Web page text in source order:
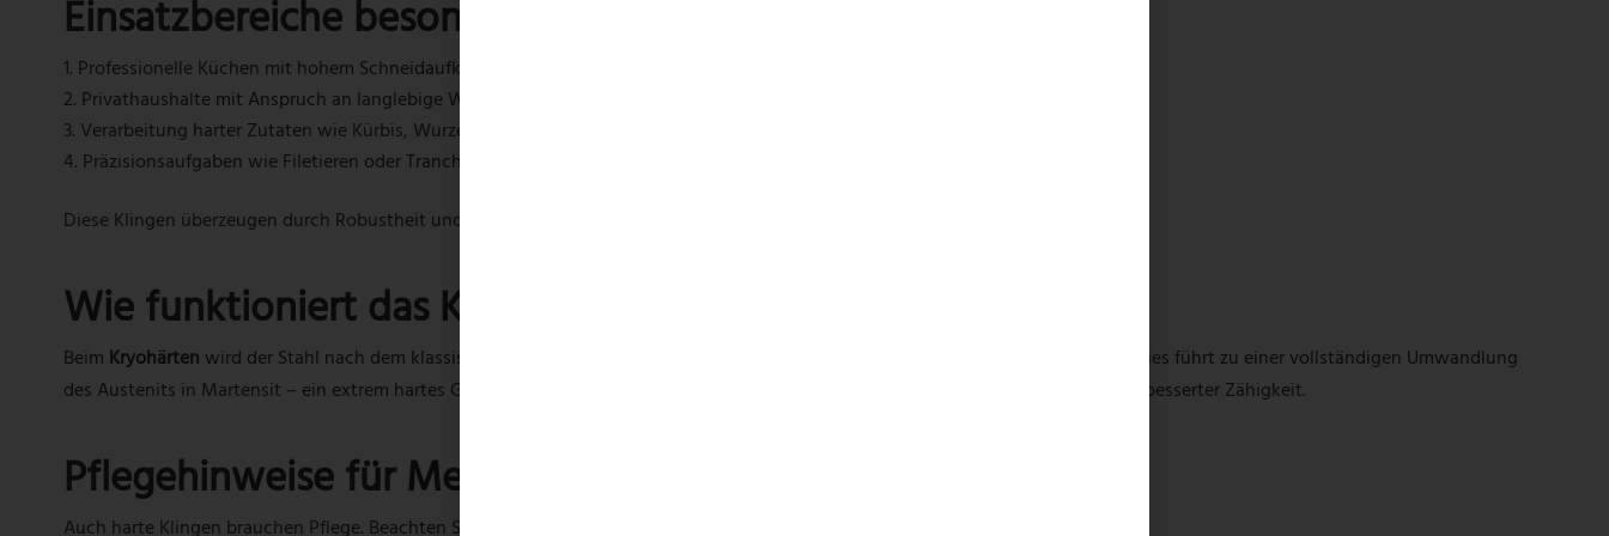
Einsatzbereiche besonders gehärteter Küchenmesser
Professionelle Küchen mit hohem Schneidaufkommen
Privathaushalte mit Anspruch an langlebige Werkzeuge
Verarbeitung harter Zutaten wie Kürbis, Wurzelgemüse oder Knochen
Präzisionsaufgaben wie Filetieren oder Tranchieren
Diese Klingen überzeugen durch Robustheit und Präzision – auch bei intensiver Nutzung.
Wie funktioniert das Kryohärten?
Beim Kryohärten wird der Stahl nach dem klassischen Härten zusätzlich auf extrem niedrige Temperaturen (bis -196 °C) abgekühlt. Dies führt zu einer vollständigen Umwandlung
des Austenits in Martensit – ein extrem hartes Gefüge. So erreicht man besonders harte Messer mit hoher Schnitthaltigkeit und verbesserter Zähigkeit.
Pflegehinweise für Messer mit kryogehärteter Klinge
Auch harte Klingen brauchen Pflege. Beachten Sie folgende Punkte: